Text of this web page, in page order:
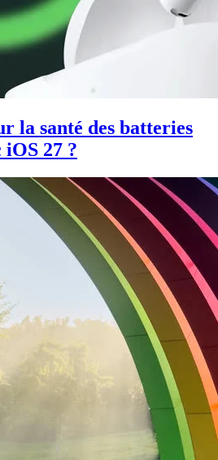
la santé des batteries
iOS 27 ?